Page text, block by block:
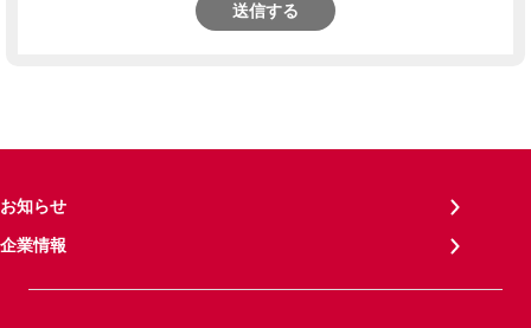
送信する
お知らせ
企業情報